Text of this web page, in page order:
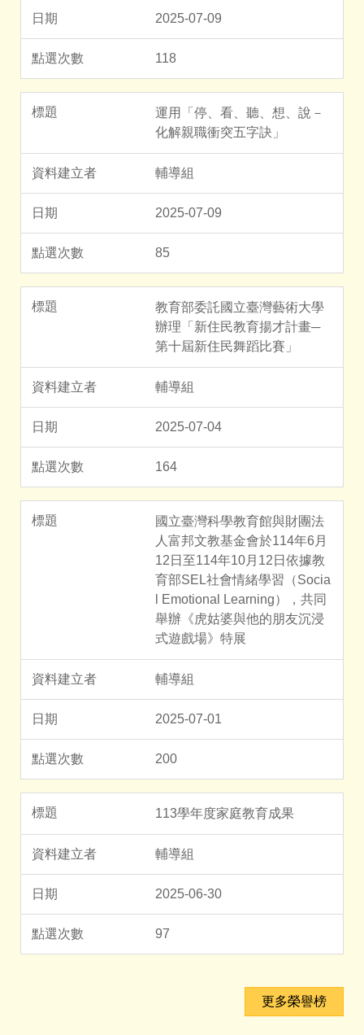
2025-07-09
118
運用「停、看、聽、想、說－
化解親職衝突五字訣」
輔導組
2025-07-09
85
教育部委託國立臺灣藝術大學
辦理「新住民教育揚才計畫─
第十屆新住民舞蹈比賽」
輔導組
2025-07-04
164
國立臺灣科學教育館與財團法
人富邦文教基金會於114年6月
12日至114年10月12日依據教
育部SEL社會情緒學習（Socia
l Emotional Learning），共同
舉辦《虎姑婆與他的朋友沉浸
式遊戲場》特展
輔導組
2025-07-01
200
113學年度家庭教育成果
輔導組
2025-06-30
97
更多榮譽榜